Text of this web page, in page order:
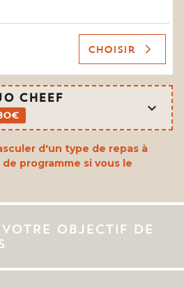
Choisir
CHEEF
expand_more
d'un type de repas à
programme si vous le
OBJECTIF DE